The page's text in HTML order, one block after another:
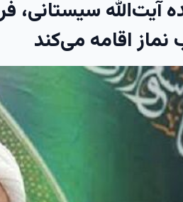
آیت‌الله سیستانی،
نماز اقامه می‌کند